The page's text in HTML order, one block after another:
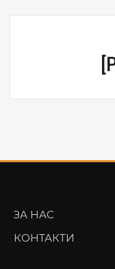
ЗА НАС
КОНТАКТИ